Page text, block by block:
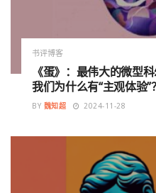
书评博客
《蛋》：最伟大的微型
我们为什么有“主观体验”？
BY 魏知超 2024-11-28